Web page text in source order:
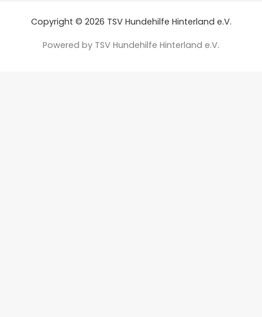
Copyright © 2026 TSV Hundehilfe Hinterland e.V.
Powered by TSV Hundehilfe Hinterland e.V.